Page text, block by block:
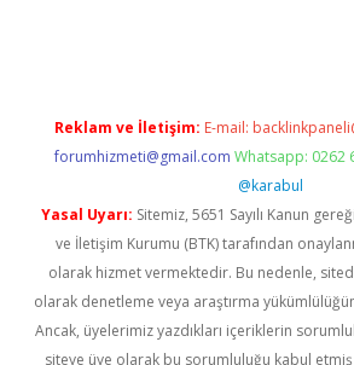
Reklam ve İletişim: E-mail:
forumhizmeti@gmail.com Whatsapp: 0262
@karabul
Yasal Uyarı: Sitemiz, 5651 Sayılı Kanun
ve İletişim Kurumu (BTK) tarafından
olarak hizmet vermektedir. Bu nedenle,
olarak denetleme veya araştırma
Ancak, üyelerimiz yazdıkları içeriklerin
siteye üye olarak bu sorumluluğu kabul etmiş